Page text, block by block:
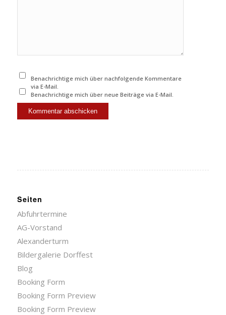
Benachrichtige mich über nachfolgende Kommentare
via E-Mail.
Benachrichtige mich über neue Beiträge via E-Mail.
Seiten
Abfuhrtermine
AG-Vorstand
Alexanderturm
Bildergalerie Dorffest
Blog
Booking Form
Booking Form Preview
Booking Form Preview